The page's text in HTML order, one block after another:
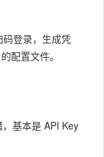
码登录，生成凭
配置文件。
基本是 API Key